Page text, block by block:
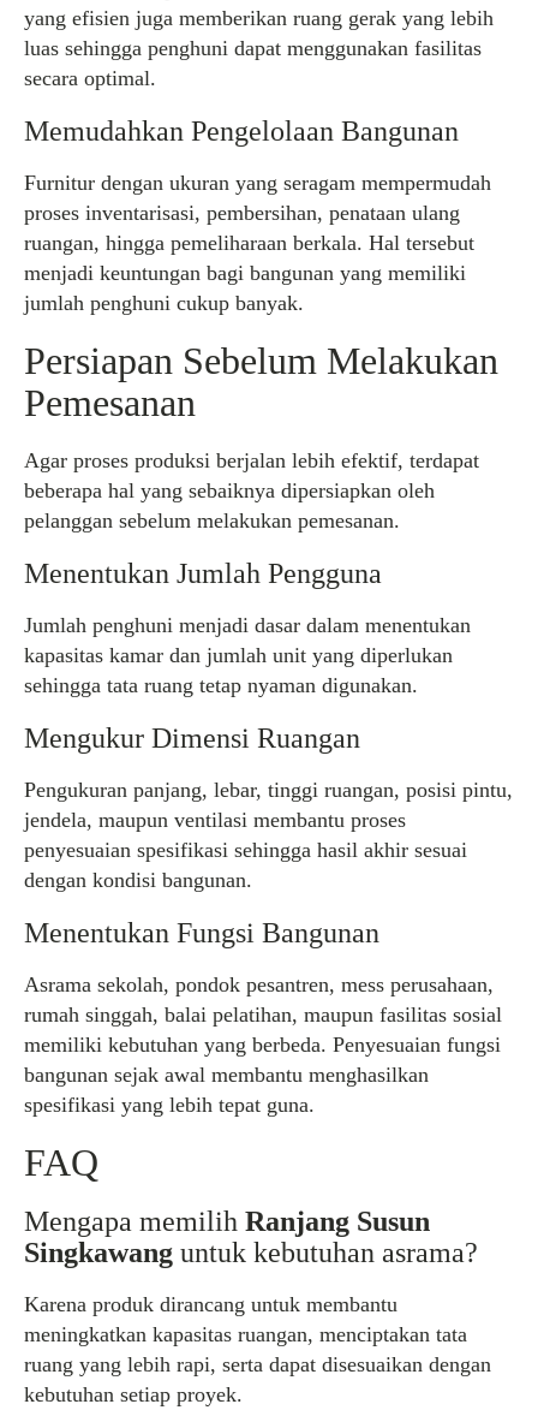
yang efisien juga memberikan ruang gerak yang lebih
luas sehingga penghuni dapat menggunakan fasilitas
secara optimal.
Memudahkan Pengelolaan Bangunan
Furnitur dengan ukuran yang seragam mempermudah
proses inventarisasi, pembersihan, penataan ulang
ruangan, hingga pemeliharaan berkala. Hal tersebut
menjadi keuntungan bagi bangunan yang memiliki
jumlah penghuni cukup banyak.
Persiapan Sebelum Melakukan
Pemesanan
Agar proses produksi berjalan lebih efektif, terdapat
beberapa hal yang sebaiknya dipersiapkan oleh
pelanggan sebelum melakukan pemesanan.
Menentukan Jumlah Pengguna
Jumlah penghuni menjadi dasar dalam menentukan
kapasitas kamar dan jumlah unit yang diperlukan
sehingga tata ruang tetap nyaman digunakan.
Mengukur Dimensi Ruangan
Pengukuran panjang, lebar, tinggi ruangan, posisi pintu,
jendela, maupun ventilasi membantu proses
penyesuaian spesifikasi sehingga hasil akhir sesuai
dengan kondisi bangunan.
Menentukan Fungsi Bangunan
Asrama sekolah, pondok pesantren, mess perusahaan,
rumah singgah, balai pelatihan, maupun fasilitas sosial
memiliki kebutuhan yang berbeda. Penyesuaian fungsi
bangunan sejak awal membantu menghasilkan
spesifikasi yang lebih tepat guna.
FAQ
Mengapa memilih Ranjang Susun
Singkawang untuk kebutuhan asrama?
Karena produk dirancang untuk membantu
meningkatkan kapasitas ruangan, menciptakan tata
ruang yang lebih rapi, serta dapat disesuaikan dengan
kebutuhan setiap proyek.